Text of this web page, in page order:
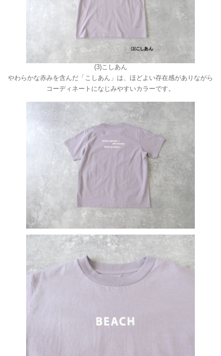
(3)こしあん
やわらかな赤みを含んだ「こしあん」は、ほどよい存在感がありながら
コーディネートになじみやすいカラーです。